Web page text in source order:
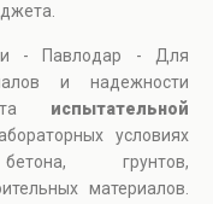
- Павлодар - Для
и надежности
испытательной
условиях
грунтов,
материалов.